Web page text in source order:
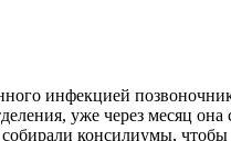
инфекцией
уже через месяц
консилиумы, чтобы